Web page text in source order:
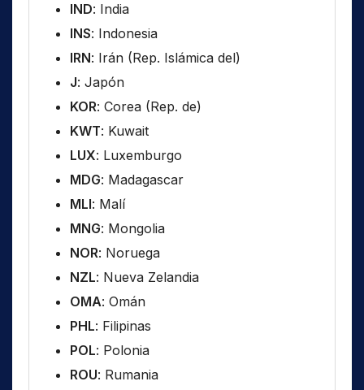
IND: India
INS: Indonesia
IRN: Irán (Rep. Islámica del)
J: Japón
KOR: Corea (Rep. de)
KWT: Kuwait
LUX: Luxemburgo
MDG: Madagascar
MLI: Malí
MNG: Mongolia
NOR: Noruega
NZL: Nueva Zelandia
OMA: Omán
PHL: Filipinas
POL: Polonia
ROU: Rumania